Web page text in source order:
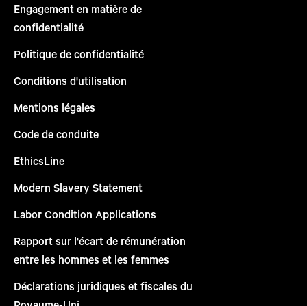
Engagement en matière de
confidentialité
Politique de confidentialité
Conditions d'utilisation
Mentions légales
Code de conduite
EthicsLine
Modern Slavery Statement
Labor Condition Applications
Rapport sur l'écart de rémunération
entre les hommes et les femmes
Déclarations juridiques et fiscales du